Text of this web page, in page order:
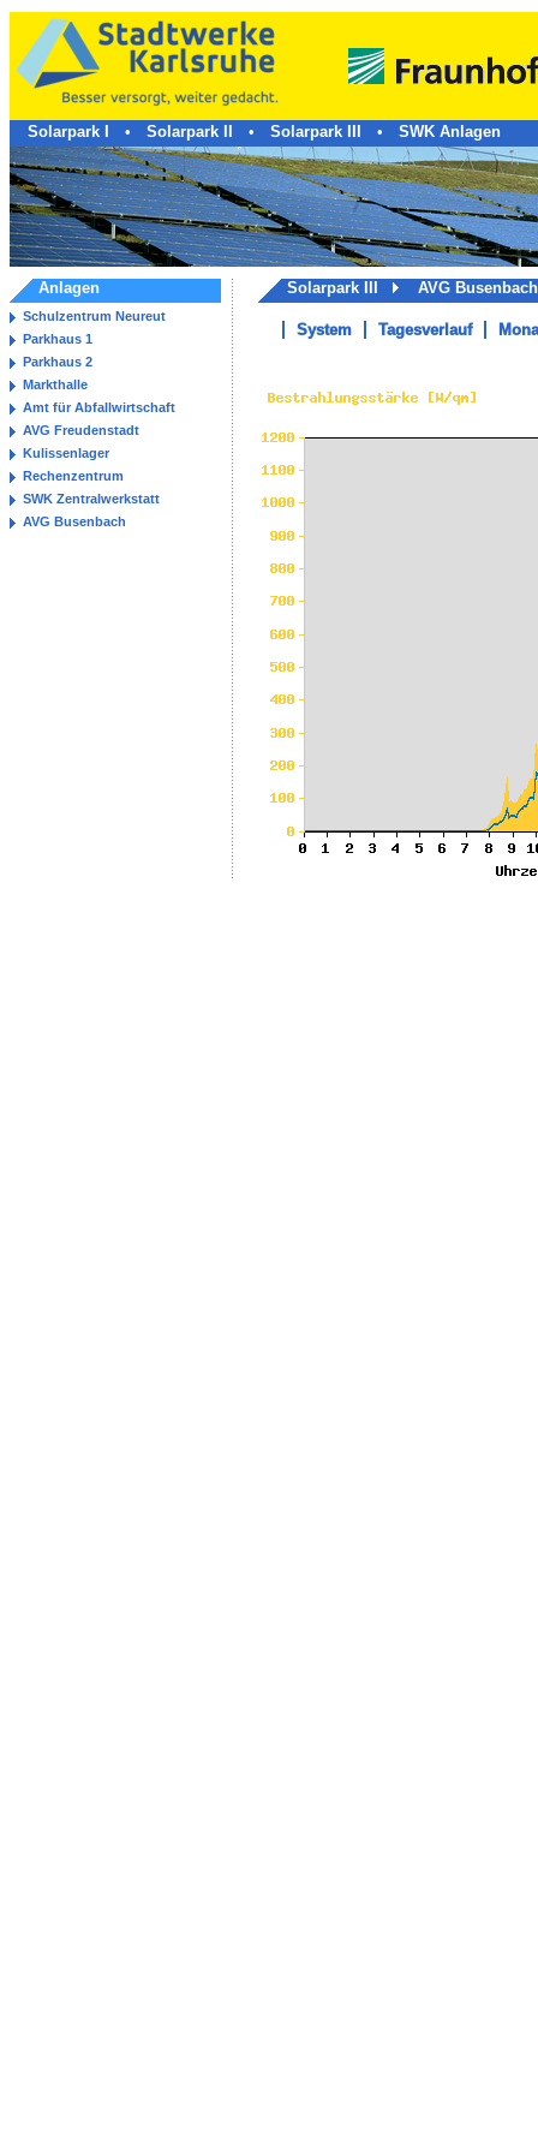
Solarpark I • Solarpark II • Solarpark III • SWK Anlagen
Anlagen
Schulzentrum Neureut
Parkhaus 1
Parkhaus 2
Markthalle
Amt für Abfallwirtschaft
AVG Freudenstadt
Kulissenlager
Rechenzentrum
SWK Zentralwerkstatt
AVG Busenbach
Solarpark III AVG
System Tagesverlauf